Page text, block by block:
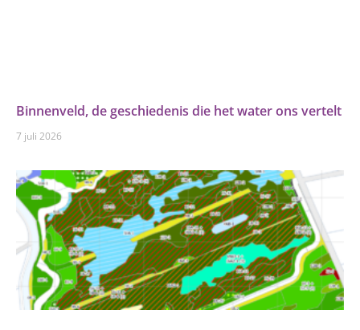
Binnenveld, de geschiedenis die het water ons vertelt
7 juli 2026